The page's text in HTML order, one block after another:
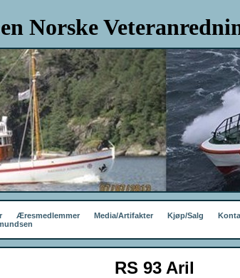
Norske
Æresmedlemmer Media/Artifakter Kjøp/Salg
RS 93 Aril